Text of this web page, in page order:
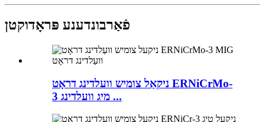
פֿאַרבונדענע פּראָדוקטן
ניקאַל צומיש וועלדינג דראָט ERNiCrMo-
3 מיג וועלדינג ...